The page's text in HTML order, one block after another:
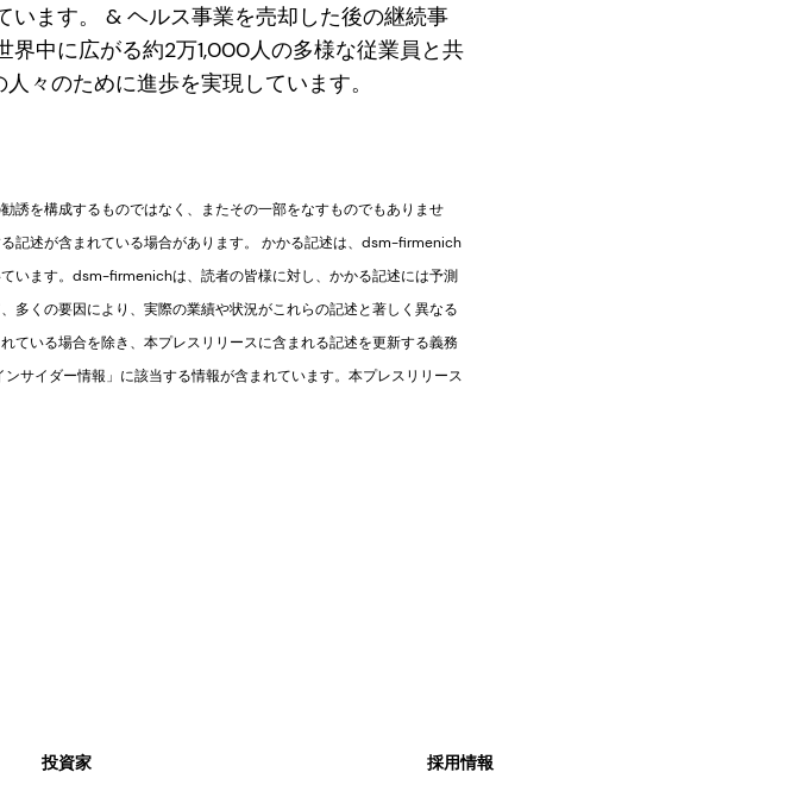
ます。 & ヘルス事業を売却した後の継続事
中に広がる約2万1,000人の多様な従業員と共
々のために進歩を実現しています。
誘を構成するものではなく、またその一部をなすものでもありませ
記述が含まれている場合があります。 かかる記述は、dsm-firmenich
います。dsm-firmenichは、読者の皆様に対し、かかる記述には予測
多くの要因により、実際の業績や状況がこれらの記述と著しく異なる
いる場合を除き、本プレスリリースに含まれる記述を更新する義務
サイダー情報」に該当する情報が含まれています。本プレスリリース
投資家 採用情報